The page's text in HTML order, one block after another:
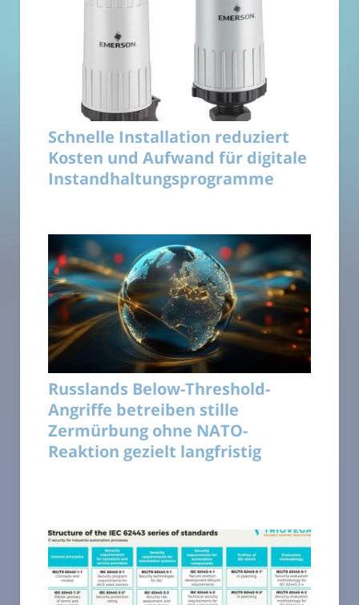
Schnelle Installation reduziert
Kosten und Aufwand für digitale
Instandhaltungsprogramme
Russlands Below-Threshold-
Angriffe betreiben stille
Zermürbung ohne NATO-
Reaktion gezielt langfristig